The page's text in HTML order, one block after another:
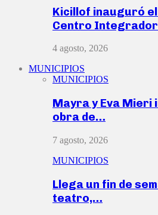
Kicillof inauguró el
Centro
4 agosto, 2026
MUNICIPIOS
MUNICIPIOS
Mayra y Eva
obra de…
7 agosto, 2026
MUNICIPIOS
Llega un fin de
teatro,…